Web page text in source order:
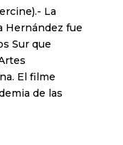
La
Hernández fue
Sur que
El filme
de las